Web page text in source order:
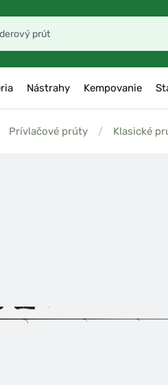
Nástrahy Kempovanie
Prívlačové prúty / Klasické